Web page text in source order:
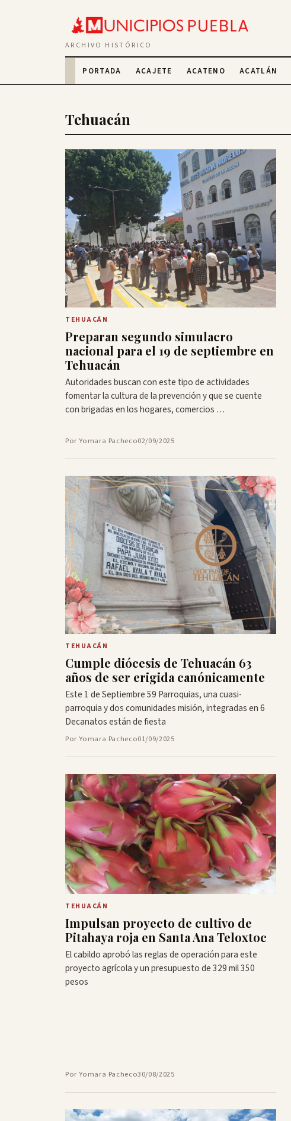
ARCHIVO HISTÓRICO
PORTADA ACAJETE ACATENO ACATLÁN
Tehuacán
TEHUACÁN
Preparan segundo simulacro
nacional para el 19 de septiembre en
Tehuacán
Autoridades buscan con este tipo de actividades
fomentar la cultura de la prevención y que se cuente
con brigadas en los hogares, comercios …
Por Yomara Pacheco02/09/2025
TEHUACÁN
Cumple diócesis de Tehuacán 63
años de ser erigida canónicamente
Este 1 de Septiembre 59 Parroquias, una cuasi-
parroquia y dos comunidades misión, integradas en 6
Decanatos están de fiesta
Por Yomara Pacheco01/09/2025
TEHUACÁN
Impulsan proyecto de cultivo de
Pitahaya roja en Santa Ana Teloxtoc
El cabildo aprobó las reglas de operación para este
proyecto agrícola y un presupuesto de 329 mil 350
pesos
Por Yomara Pacheco30/08/2025